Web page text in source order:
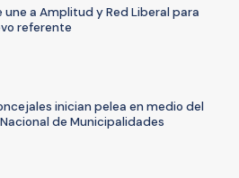
une a Amplitud y Red Liberal para
referente
inician pelea en medio del
de Municipalidades